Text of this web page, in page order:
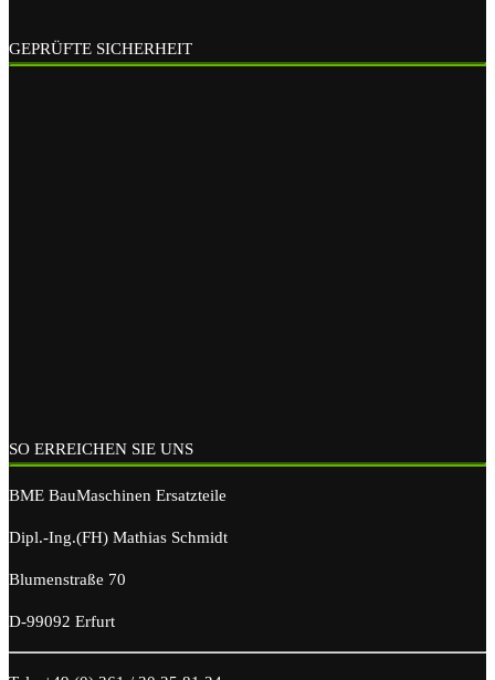
GEPRÜFTE SICHERHEIT
SO ERREICHEN SIE UNS
BME BauMaschinen Ersatzteile
Dipl.-Ing.(FH) Mathias Schmidt
Blumenstraße 70
D-99092 Erfurt